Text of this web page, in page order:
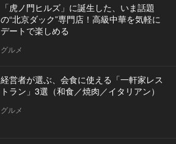
「虎ノ門ヒルズ」に誕生した、いま話題
の“北京ダック”専門店！高級中華を気軽に
デートで楽しめる
グルメ
経営者が選ぶ、会食に使える「一軒家レス
トラン」3選（和食／焼肉／イタリアン）
グルメ